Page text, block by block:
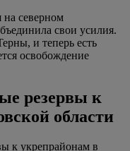
на северном
свои усилия.
и теперь есть
освобождение
резервы к
области
к укрепрайонам в